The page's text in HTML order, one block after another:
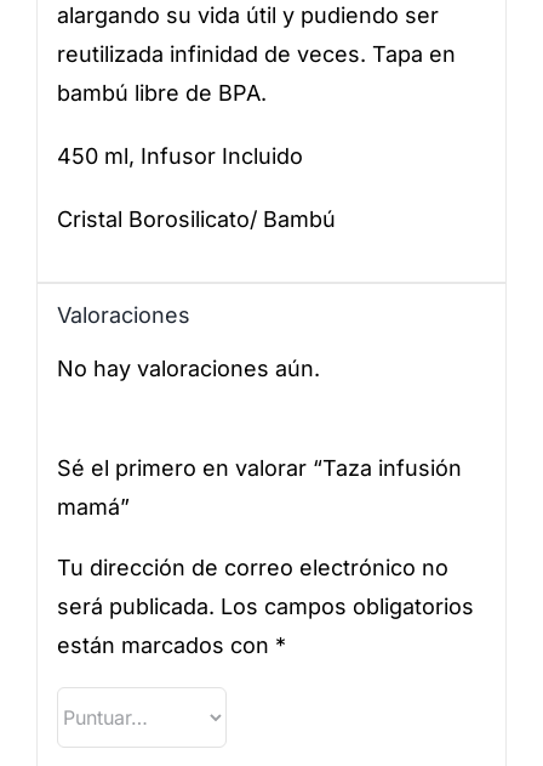
alargando su vida útil y pudiendo ser
reutilizada infinidad de veces. Tapa en
bambú libre de BPA.
450 ml, Infusor Incluido
Cristal Borosilicato/ Bambú
Valoraciones
No hay valoraciones aún.
Sé el primero en valorar “Taza infusión
mamá”
Tu dirección de correo electrónico no
será publicada. Los campos obligatorios
están marcados con *